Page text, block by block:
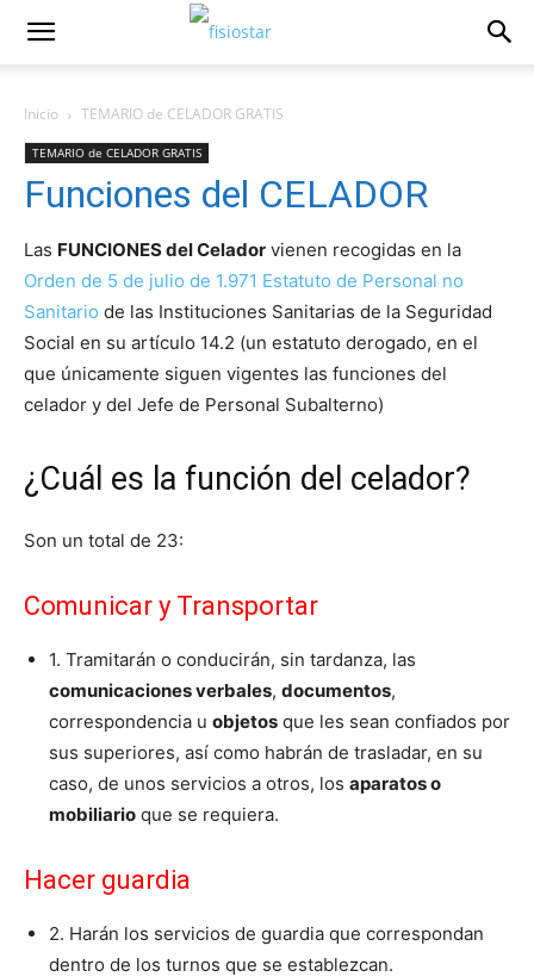
Inicio TEMARIO de CELADOR GRATIS
TEMARIO de CELADOR GRATIS
Funciones del CELADOR
Las FUNCIONES del Celador vienen recogidas en la
Orden de 5 de julio de 1.971 Estatuto de Personal no
Sanitario de las Instituciones Sanitarias de la Seguridad
Social en su artículo 14.2 (un estatuto derogado, en el
que únicamente siguen vigentes las funciones del
celador y del Jefe de Personal Subalterno)
¿Cuál es la función del celador?
Son un total de 23:
Comunicar y Transportar
1. Tramitarán o conducirán, sin tardanza, las
comunicaciones verbales, documentos,
correspondencia u objetos que les sean confiados por
sus superiores, así como habrán de trasladar, en su
caso, de unos servicios a otros, los aparatos o
mobiliario que se requiera.
Hacer guardia
2. Harán los servicios de guardia que correspondan
dentro de los turnos que se establezcan.